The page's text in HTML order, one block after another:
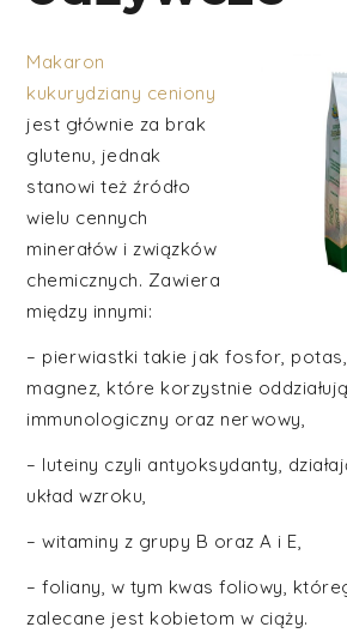
Makaron
kukurydziany ceniony
jest głównie za brak
glutenu, jednak
stanowi też źródło
wielu cennych
minerałów i związków
chemicznych. Zawiera
między innymi:
– pierwiastki takie jak fosfor,
magnez, które korzystnie
immunologiczny oraz nerwowy,
– luteiny czyli antyoksydanty,
układ wzroku,
– witaminy z grupy B oraz A i E,
– foliany, w tym kwas foliowy,
zalecane jest kobietom w ciąży.